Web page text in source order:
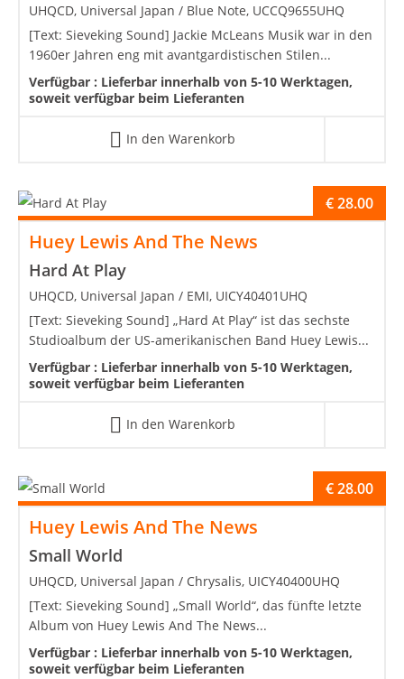
UHQCD, Universal Japan / Blue Note, UCCQ9655UHQ
[Text: Sieveking Sound] Jackie McLeans Musik war in den
1960er Jahren eng mit avantgardistischen Stilen...
Verfügbar : Lieferbar innerhalb von 5-10 Werktagen,
soweit verfügbar beim Lieferanten
In den Warenkorb
Huey Lewis And The News
Hard At Play
€28.00
UHQCD, Universal Japan / EMI, UICY40401UHQ
[Text: Sieveking Sound] „Hard At Play“ ist das sechste
Studioalbum der US-amerikanischen Band Huey Lewis...
Verfügbar : Lieferbar innerhalb von 5-10 Werktagen,
soweit verfügbar beim Lieferanten
In den Warenkorb
Huey Lewis And The News
Small World
€28.00
UHQCD, Universal Japan / Chrysalis, UICY40400UHQ
[Text: Sieveking Sound] „Small World“, das fünfte letzte
Album von Huey Lewis And The News...
Verfügbar : Lieferbar innerhalb von 5-10 Werktagen,
soweit verfügbar beim Lieferanten